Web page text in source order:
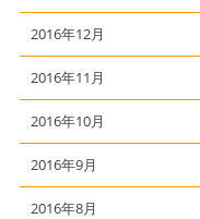
2016年12月
2016年11月
2016年10月
2016年9月
2016年8月